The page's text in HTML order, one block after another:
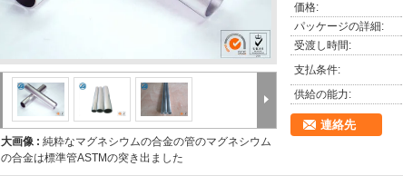
大画像 : 純粋なマグネシウムの合金の管のマグネシウム
の合金は標準管ASTMの突き出ました
価格:
パッケージの詳細:
受渡し時間:
支払条件:
供給の能力:
連絡先